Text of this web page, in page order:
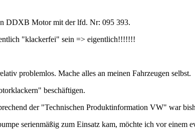
DDXB Motor mit der lfd. Nr: 095 393.
"klackerfei" sein => eigentlich!!!!!!!
problemlos. Mache alles an meinen Fahrzeugen selbst.
beschäftigen.
der "Technischen Produktinformation VW" war
serienmäßig zum Einsatz kam, möchte ich vor einem